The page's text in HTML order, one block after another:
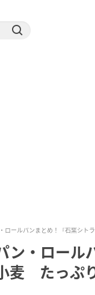
ロールパンまとめ！『石窯シ
ン・ロール
麦 たっぷ